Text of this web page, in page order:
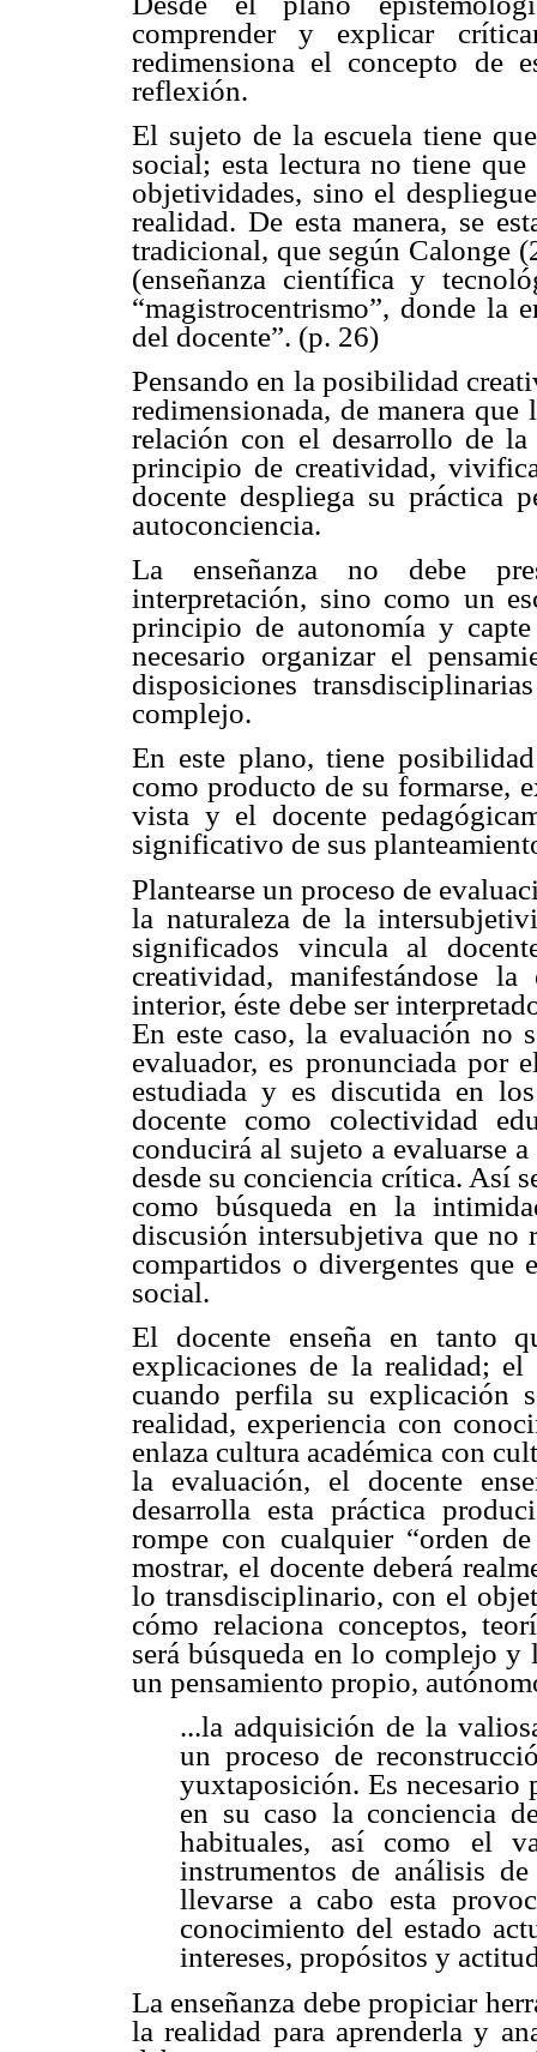
comprender y explicar
redimensiona el concepto de
reflexión.
El sujeto de la escuela tiene
social; esta lectura no tiene
objetividades, sino el
realidad. De esta manera, se
tradicional, que según Calonge
(enseñanza científica y
“magistrocentrismo”, donde la
del docente”. (p. 26)
Pensando en la posibilidad
redimensionada, de manera
relación con el desarrollo de
principio de creatividad,
docente despliega su práctica
autoconciencia.
La enseñanza no debe
interpretación, sino como un
principio de autonomía y
necesario organizar el
disposiciones
complejo.
En este plano, tiene
como producto de su formarse,
vista y el docente
significativo de sus
Plantearse un proceso de
la naturaleza de la
significados vincula al
creatividad, manifestándose
interior, éste debe ser
En este caso, la evaluación no
evaluador, es pronunciada por
estudiada y es discutida en
docente como colectividad
conducirá al sujeto a evaluarse
desde su conciencia crítica. Así
como búsqueda en la
discusión intersubjetiva que no
compartidos o divergentes que
social.
El docente enseña en tanto
explicaciones de la realidad;
cuando perfila su explicación
realidad, experiencia con
enlaza cultura académica con
la evaluación, el docente
desarrolla esta práctica
rompe con cualquier “orden
mostrar, el docente deberá
lo transdisciplinario, con el
cómo relaciona conceptos,
será búsqueda en lo complejo
un pensamiento propio,
...la adquisición de la
un proceso de
yuxtaposición. Es
en su caso la conciencia
habituales, así como el
instrumentos de análisis
llevarse a cabo esta
conocimiento del estado
intereses, propósitos y
La enseñanza debe propiciar
la realidad para aprenderla y